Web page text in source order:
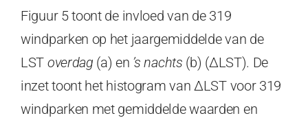
Figuur 5 toont de invloed van de 319
windparken op het jaargemiddelde van de
LST overdag (a) en ’s nachts (b) (ΔLST). De
inzet toont het histogram van ΔLST voor 319
windparken met gemiddelde waarden en